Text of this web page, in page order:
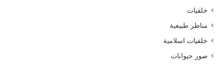
خلفيات
مناظر طبيعية
خلفيات اسلامية
صور حيوانات